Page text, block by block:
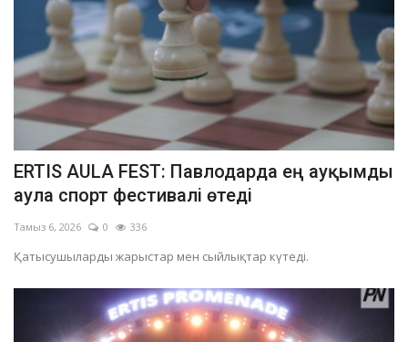
Қазақша Русский
ERTIS AULA FEST: Павлодарда ең ауқымды
аула спорт фестивалі өтеді
Тамыз 6, 2026 0 336
Қатысушыларды жарыстар мен сыйлықтар күтеді.